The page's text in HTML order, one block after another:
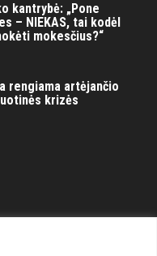
kantrybė: „Pone
– NIEKAS, tai kodėl
mokesčius?“
rengiama artėjančio
krizės